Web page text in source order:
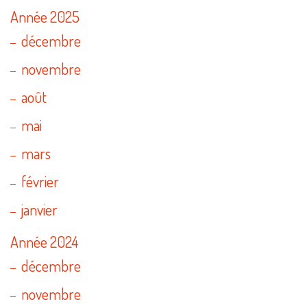
Année 2025
décembre
novembre
août
mai
mars
février
janvier
Année 2024
décembre
novembre